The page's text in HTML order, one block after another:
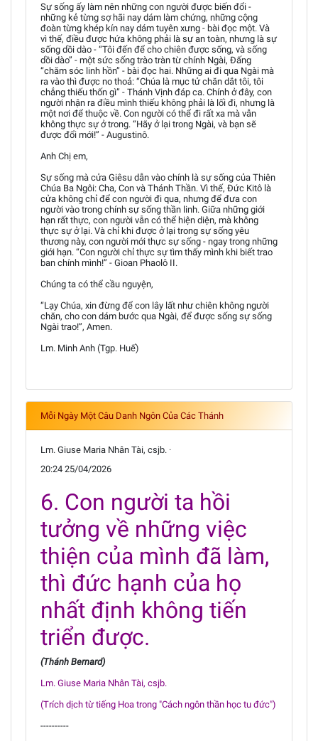
Sự sống ấy làm nên những con người được biến đổi -
những kẻ từng sợ hãi nay dám làm chứng, những cộng
đoàn từng khép kín nay dám tuyên xưng - bài đọc một. Và
vì thế, điều được hứa không phải là sự an toàn, nhưng là sự
sống dồi dào - “Tôi đến để cho chiên được sống, và sống
dồi dào” - một sức sống trào tràn từ chính Ngài, Đấng
“chăm sóc linh hồn” - bài đọc hai. Những ai đi qua Ngài mà
ra vào thì được no thoả: “Chúa là mục tử chăn dắt tôi, tôi
chẳng thiếu thốn gì” - Thánh Vịnh đáp ca. Chính ở đây, con
người nhận ra điều mình thiếu không phải là lối đi, nhưng là
một nơi để thuộc về. Con người có thể đi rất xa mà vẫn
không thực sự ở trong. “Hãy ở lại trong Ngài, và bạn sẽ
được đổi mới!” - Augustinô.
Anh Chị em,
Sự sống mà cửa Giêsu dẫn vào chính là sự sống của Thiên
Chúa Ba Ngôi: Cha, Con và Thánh Thần. Vì thế, Đức Kitô là
cửa không chỉ để con người đi qua, nhưng để đưa con
người vào trong chính sự sống thần linh. Giữa những giới
hạn rất thực, con người vẫn có thể hiện diện, mà không
thực sự ở lại. Và chỉ khi được ở lại trong sự sống yêu
thương này, con người mới thực sự sống - ngay trong những
giới hạn. “Con người chỉ thực sự tìm thấy mình khi biết trao
ban chính mình!” - Gioan Phaolô II.
Chúng ta có thể cầu nguyện,
“Lạy Chúa, xin đừng để con lây lất như chiên không người
chăn, cho con dám bước qua Ngài, để được sống sự sống
Ngài trao!”, Amen.
Lm. Minh Anh (Tgp. Huế)
Mỗi Ngày Một Câu Danh Ngôn Của Các Thánh
Lm. Giuse Maria Nhân Tài, csjb. ·
20:24 25/04/2026
6. Con người ta hồi
tưởng về những việc
thiện của mình đã làm,
thì đức hạnh của họ
nhất định không tiến
triển được.
(Thánh Bernard)
Lm. Giuse Maria Nhân Tài, csjb.
(Trích dịch từ tiếng Hoa trong "Cách ngôn thần học tu đức")
----------